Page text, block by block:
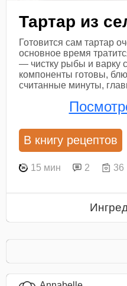
Тартар из
Готовится сам тартар
основное время
— чистку рыбы и варку
компоненты готовы,
считанные минуты,
В книгу рецептов
15 мин 2 36